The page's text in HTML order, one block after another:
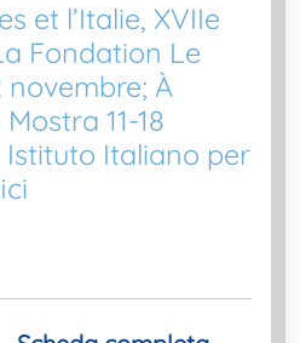
et l’Italie, XVIIe
Fondation Le
novembre; À
11-18
Istituto Italiano per